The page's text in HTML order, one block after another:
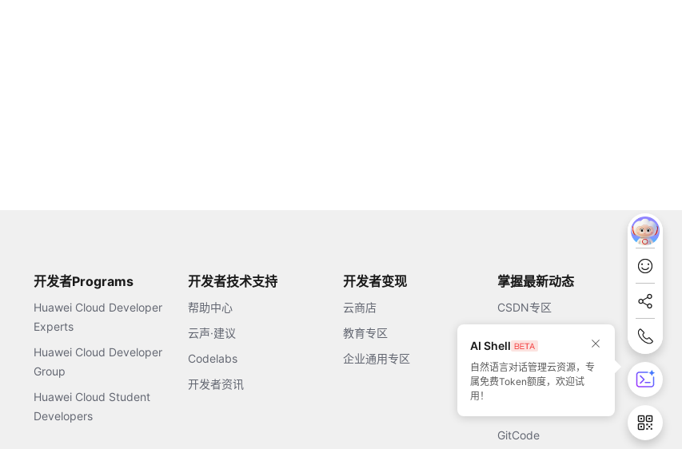
开发者Programs
Huawei Cloud Developer
Experts
Huawei Cloud Developer
Group
Huawei Cloud Student
Developers
开发者技术支持
帮助中心
云声·建议
Codelabs
开发者资讯
开发者变现
云商店
教育专区
企业通用专区
掌握最新动态
CSDN专区
51CTO
GitCode
AI Shell
自然语言对话管理云资源，专
属免费Token额度，欢迎试
用！